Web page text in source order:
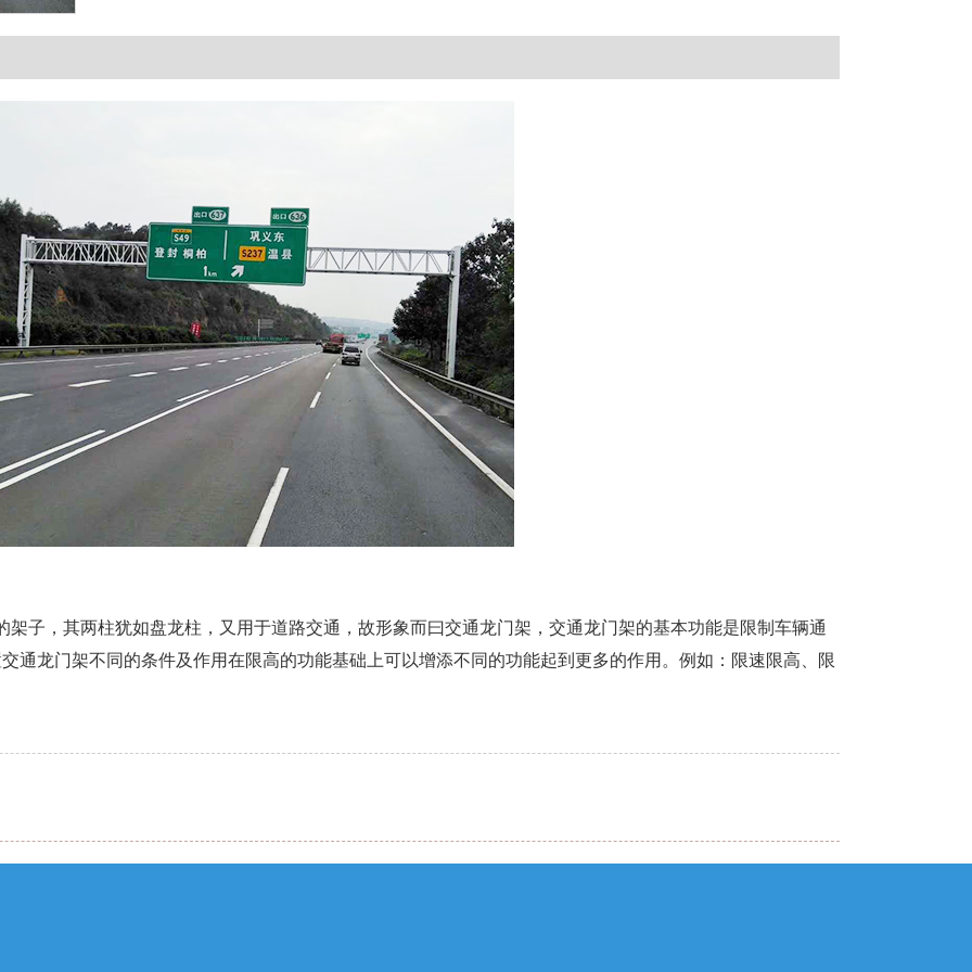
子，其两柱犹如盘龙柱，又用于道路交通，故形象而曰交通龙门架，交通龙门架的基本功能是限制车辆通
通龙门架不同的条件及作用在限高的功能基础上可以增添不同的功能起到更多的作用。例如：限速限高、限